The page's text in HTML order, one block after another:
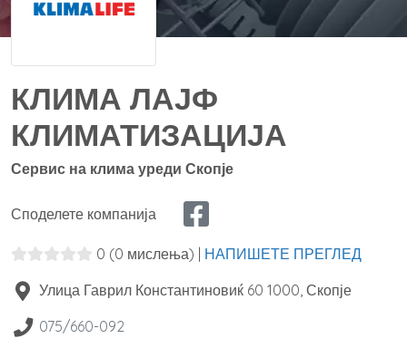
КЛИМА ЛАЈФ
КЛИМАТИЗАЦИЈА
Сервис на клима уреди Скопје
Споделете компанија
0 (0 мислења) | НАПИШЕТЕ ПРЕГЛЕД
Улица Гаврил Константиновиќ 60 1000 Скопје
075/660-092